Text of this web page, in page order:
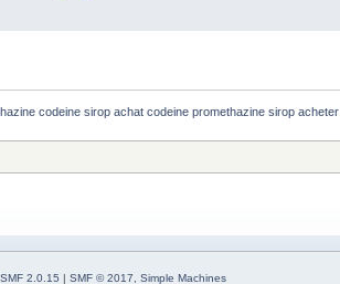
codeine sirop achat codeine promethazine sirop acheter
SMF 2.0.15 | SMF © 2017 Simple Machines